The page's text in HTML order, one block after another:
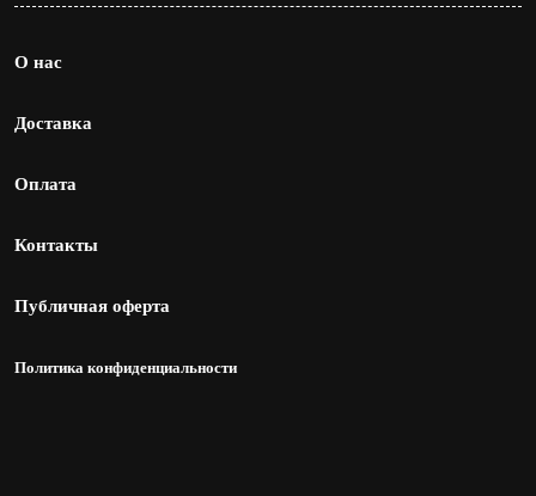
О нас
Доставка
Оплата
Контакты
Публичная оферта
Политика конфиденциальности